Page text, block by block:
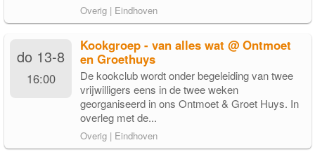
Overig | Eindhoven
do 13-8
16:00
Kookgroep - van alles wat @ Ontmoet
en Groethuys
De kookclub wordt onder begeleiding van twee
vrijwilligers eens in de twee weken
georganiseerd in ons Ontmoet & Groet Huys. In
overleg met de...
Overig | Eindhoven